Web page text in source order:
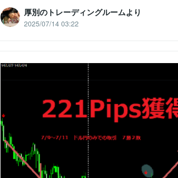
厚別のトレーディングルームより
2025/07/14 03:22